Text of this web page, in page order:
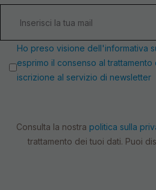
Ho preso visione dell'informativa
esprimo il consenso al
iscrizione al servizio di newsletter
Consulta la nostra politica sulla
trattamento dei tuoi dati. Puoi